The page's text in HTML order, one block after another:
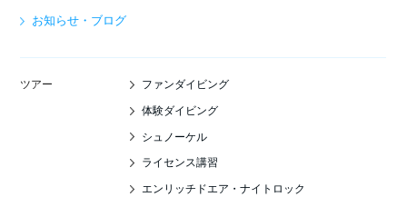
お知らせ・ブログ
ツアー ファンダイビング
体験ダイビング
シュノーケル
ライセンス講習
エンリッチドエア・ナイトロック